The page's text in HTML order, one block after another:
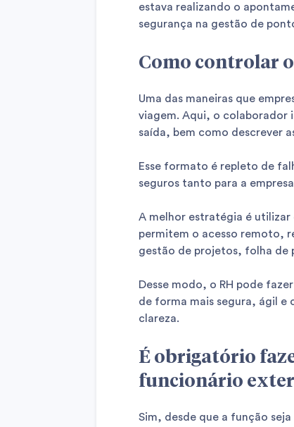
estava realizando o
segurança na gestão de
Como controlar
Uma das maneiras que
viagem. Aqui, o colaborador
saída, bem como descrever
Esse formato é repleto de
seguros tanto para a
A melhor estratégia é
permitem o acesso remoto,
gestão de projetos, folha de
Desse modo, o RH pode
de forma mais segura, ágil e
clareza.
É obrigatório
funcionário
Sim, desde que a função